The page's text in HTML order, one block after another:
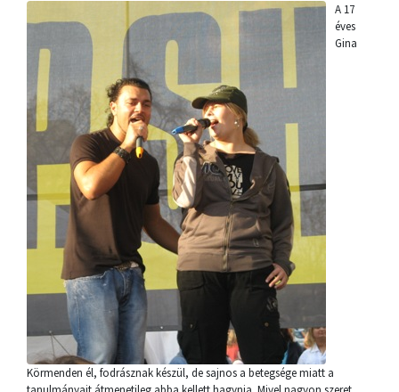
A 17
éves
Gina
Körmenden él, fodrásznak készül, de sajnos a betegsége miatt a